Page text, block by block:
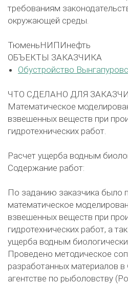
требованиям
окружающей среды.
ТюменьНИПИнефть
ОБЪЕКТЫ ЗАКАЗЧИКА
Обустройство
ЧТО СДЕЛАНО ДЛЯ
Математическое
взвешенных веществ при
гидротехнических работ.
Расчет ущерба водным
Содержание работ:
По заданию заказчика было
математическое
взвешенных веществ при
гидротехнических работ, а
ущерба водным
Проведено методическое
разработанных материалов
агентстве по рыболовству